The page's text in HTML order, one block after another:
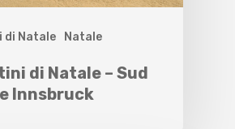
di Natale Natale
di Natale – Sud
Innsbruck